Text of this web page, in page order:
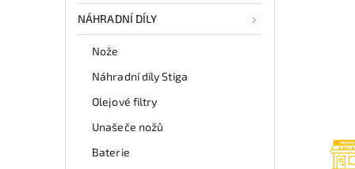
NÁHRADNÍ DÍLY
Nože
Náhradní díly Stiga
Olejové filtry
Unašeče nožů
Baterie